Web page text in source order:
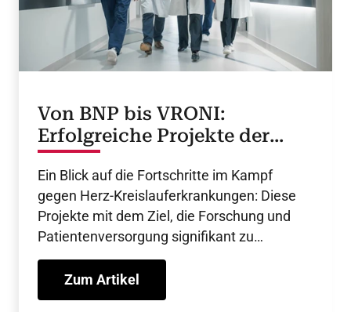
Von BNP bis VRONI:
Erfolgreiche Projekte der
Nationalen Herz-Allianz
Ein Blick auf die Fortschritte im Kampf
gegen Herz-Kreislauferkrankungen: Diese
Projekte mit dem Ziel, die Forschung und
Patientenversorgung signifikant zu
verbessern, hat die Nationale Herz-Allianz
(NHA) im Jahr 2024 auf den Weg gebracht.
Zum Artikel